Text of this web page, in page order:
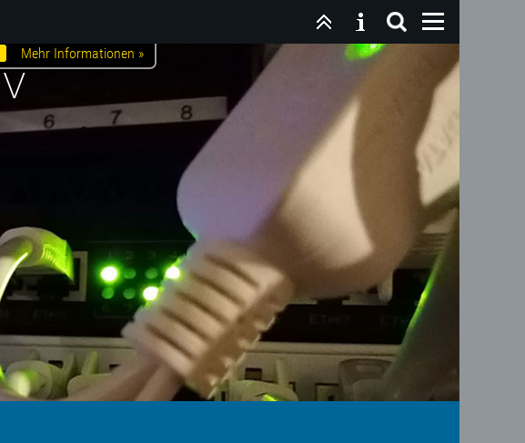
Mehr Informationen »